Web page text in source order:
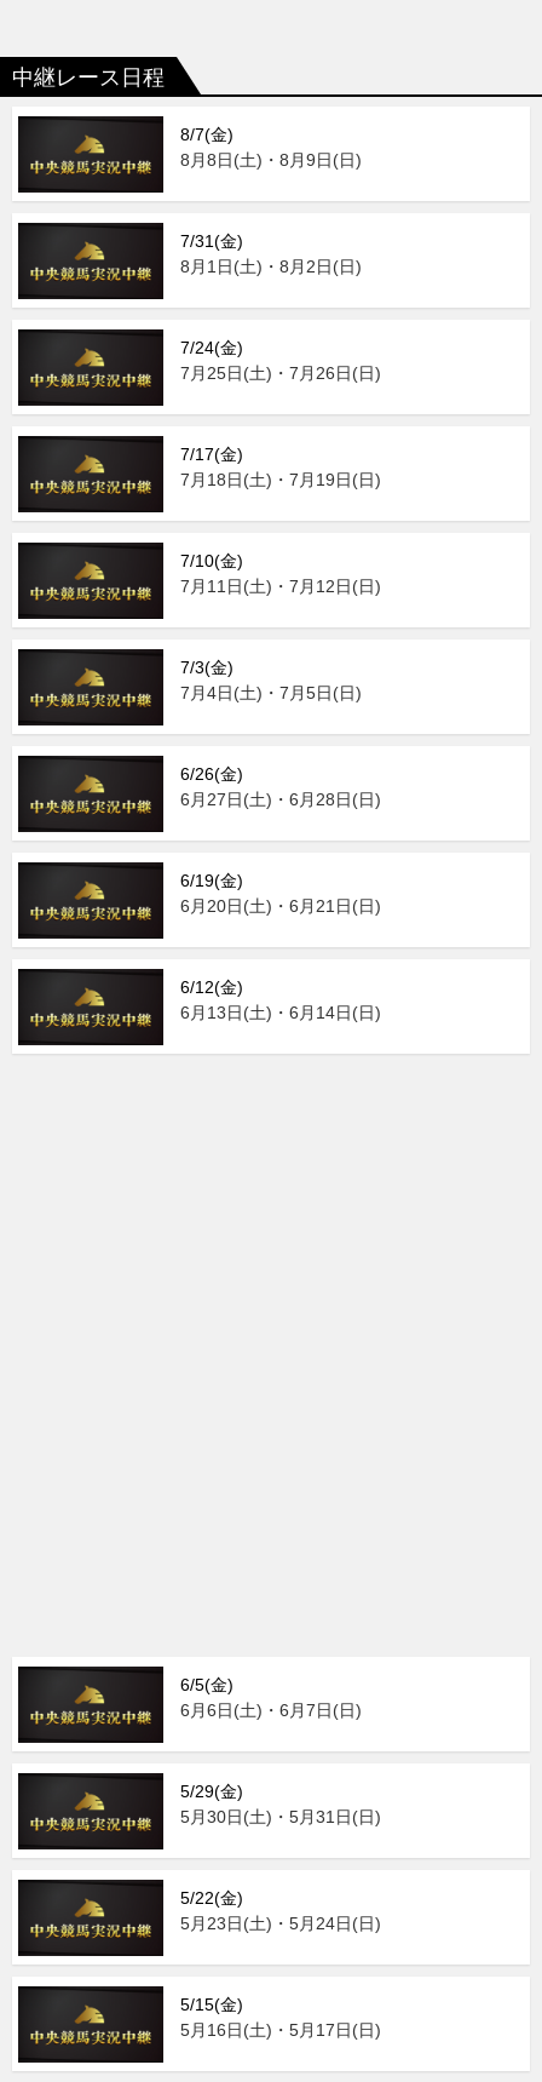
中継レース日程
8/7(金)
8月8日(土)・8月9日(日)
7/31(金)
8月1日(土)・8月2日(日)
7/24(金)
7月25日(土)・7月26日(日)
7/17(金)
7月18日(土)・7月19日(日)
7/10(金)
7月11日(土)・7月12日(日)
7/3(金)
7月4日(土)・7月5日(日)
6/26(金)
6月27日(土)・6月28日(日)
6/19(金)
6月20日(土)・6月21日(日)
6/12(金)
6月13日(土)・6月14日(日)
6/5(金)
6月6日(土)・6月7日(日)
5/29(金)
5月30日(土)・5月31日(日)
5/22(金)
5月23日(土)・5月24日(日)
5/15(金)
5月16日(土)・5月17日(日)